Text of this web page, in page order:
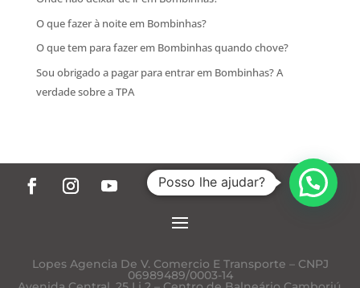
O que fazer à noite em Bombinhas?
O que tem para fazer em Bombinhas quando chove?
Sou obrigado a pagar para entrar em Bombinhas? A
verdade sobre a TPA
Lopes Agencia De V. Comercio E Transporte – CNPJ
06989489/0003-14
Posso lhe ajudar?